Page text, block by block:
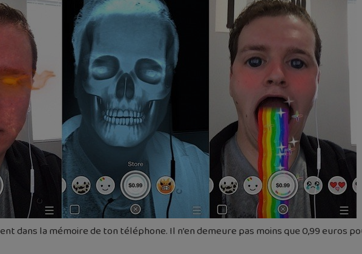
dans la mémoire de ton téléphone. Il n’en demeure pas moins que 0,99 euros